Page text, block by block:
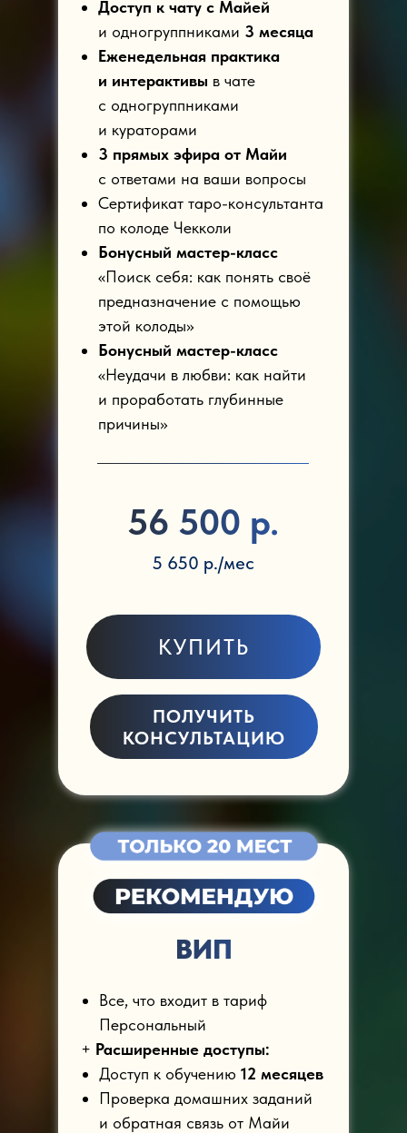
Все, что входит в тариф
Персональный
+ Расширенные доступы:
Доступ к обучению 12 месяцев
Проверка домашних заданий
и обратная связь от Майи
ВИП
Доступ к чату с Майей
и одногруппниками 3 месяца
Еженедельная практика
и интерактивы в чате
с одногруппниками
и кураторами
3 прямых эфира от Майи
с ответами на ваши вопросы
Сертификат таро-консультанта
по колоде Чекколи
Бонусный мастер-класс
«Поиск себя: как понять своё
предназначение с помощью
этой колоды»
Бонусный мастер-класс
«Неудачи в любви: как найти
и проработать глубинные
причины»
КУПИТЬ
56 500 р.
5 650 р./мес
ПОЛУЧИТЬ
КОНСУЛЬТАЦИЮ